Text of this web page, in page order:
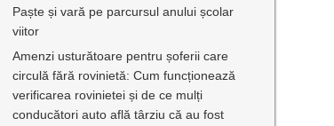
Paște și vară pe parcursul anului școlar
viitor
Amenzi usturătoare pentru șoferii care
circulă fără rovinietă: Cum funcționează
verificarea rovinietei și de ce mulți
conducători auto află târziu că au fost